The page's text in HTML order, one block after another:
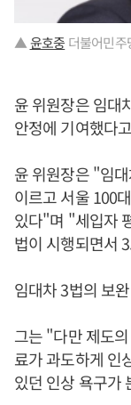
▲윤호중 더불어민
윤 위원장은 임대
안정에 기여했다
윤 위원장은 "임
이르고 서울 100
있다"며 "세입자
법이 시행되면서
임대차 3법의 보
그는 "다만 제도
료가 과도하게 인
있던 인상 욕구가